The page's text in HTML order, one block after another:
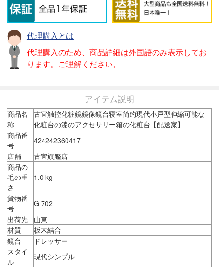
代理購入とは
代理購入のため、商品詳細は外国語のみ表示してお
ります。ご理解ください。
アイテム説明
商品名
称
古宜触控化粧鏡鏡像鏡台寝室简约現代小戸型伸縮可能な
化粧台の漆のアクセサリー箱の化粧台【配送家】
商品番
号
424242360417
店舗
古宜旗艦店
商品の
毛の重
さ
1.0 kg
貨物番
号
G 702
出荷先
山東
材質
板木結合
鏡台
ドレッサー
スタイ
ル
現代シンプル